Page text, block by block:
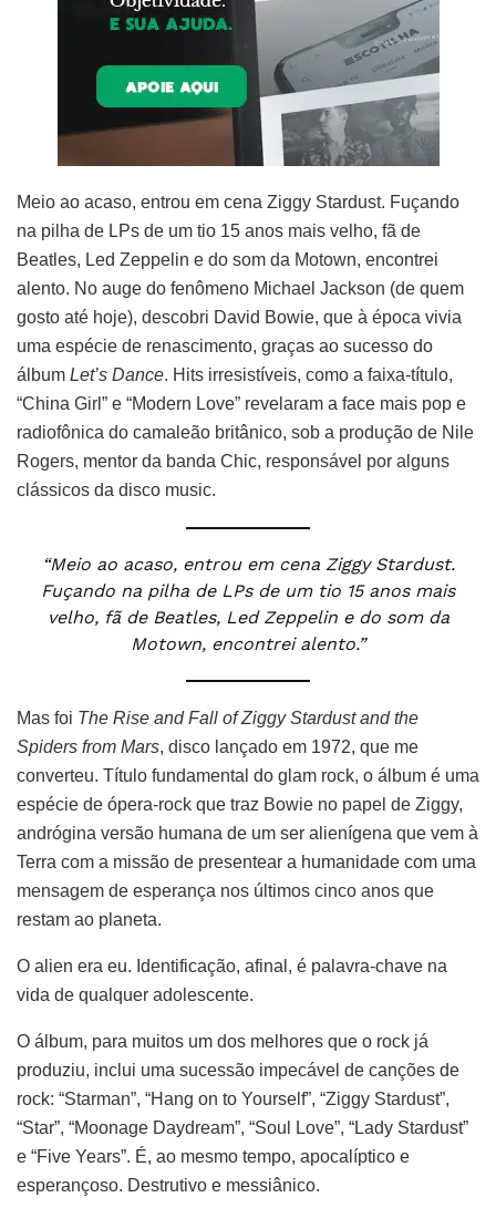
Meio ao acaso, entrou em cena Ziggy Stardust. Fuçando
na pilha de LPs de um tio 15 anos mais velho, fã de
Beatles, Led Zeppelin e do som da Motown, encontrei
alento. No auge do fenômeno Michael Jackson (de quem
gosto até hoje), descobri David Bowie, que à época vivia
uma espécie de renascimento, graças ao sucesso do
álbum Let’s Dance. Hits irresistíveis, como a faixa-título,
“China Girl” e “Modern Love” revelaram a face mais pop e
radiofônica do camaleão britânico, sob a produção de Nile
Rogers, mentor da banda Chic, responsável por alguns
clássicos da disco music.
“Meio ao acaso, entrou em cena Ziggy Stardust.
Fuçando na pilha de LPs de um tio 15 anos mais
velho, fã de Beatles, Led Zeppelin e do som da
Motown, encontrei alento.”
Mas foi The Rise and Fall of Ziggy Stardust and the
Spiders from Mars, disco lançado em 1972, que me
converteu. Título fundamental do glam rock, o álbum é uma
espécie de ópera-rock que traz Bowie no papel de Ziggy,
andrógina versão humana de um ser alienígena que vem à
Terra com a missão de presentear a humanidade com uma
mensagem de esperança nos últimos cinco anos que
restam ao planeta.
O alien era eu. Identificação, afinal, é palavra-chave na
vida de qualquer adolescente.
O álbum, para muitos um dos melhores que o rock já
produziu, inclui uma sucessão impecável de canções de
rock: “Starman”, “Hang on to Yourself”, “Ziggy Stardust”,
“Star”, “Moonage Daydream”, “Soul Love”, “Lady Stardust”
e “Five Years”. É, ao mesmo tempo, apocalíptico e
esperançoso. Destrutivo e messiânico.